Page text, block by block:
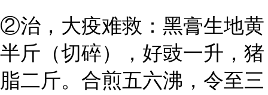
②治，大疫难救：黑膏生地黄
半斤（切碎），好豉一升，猪
脂二斤。合煎五六沸，令至三